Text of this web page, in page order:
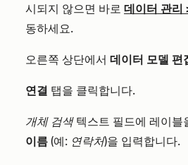
시되지 않으면 바로 데이터 관리
동하세요.
오른쪽 상단에서 데이터 모델 편
연결 탭을 클릭합니다.
개체 검색텍스트 필드에 레이블
이름 (예: 연락처)을 입력합니다.